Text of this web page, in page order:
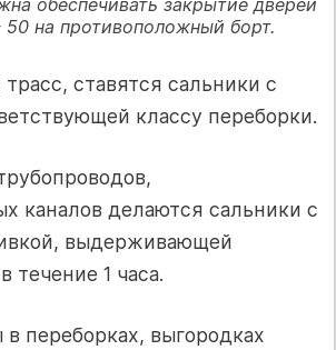
обеспечивать закрытие дверей
на противоположный борт.
ставятся сальники с
классу переборки.
каналов делаются сальники с
выдерживающей
течение 1 часа.
переборках, выгородках